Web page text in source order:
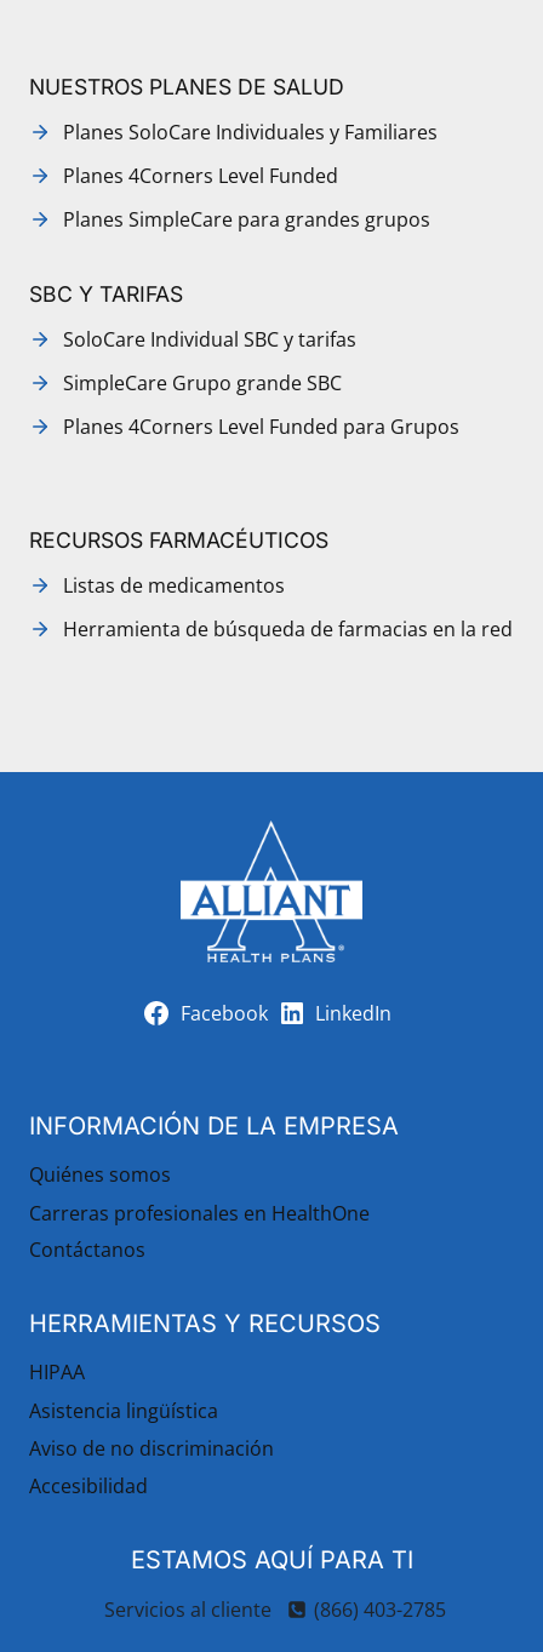
NUESTROS PLANES DE SALUD
Planes SoloCare Individuales y Familiares
Planes 4Corners Level Funded
Planes SimpleCare para grandes grupos
SBC Y TARIFAS
SoloCare Individual SBC y tarifas
SimpleCare Grupo grande SBC
Planes 4Corners Level Funded para Grupos
RECURSOS FARMACÉUTICOS
Listas de medicamentos
Herramienta de búsqueda de farmacias en la red
Facebook LinkedIn
INFORMACIÓN DE LA EMPRESA
Quiénes somos
Carreras profesionales en HealthOne
Contáctanos
HERRAMIENTAS Y RECURSOS
HIPAA
Asistencia lingüística
Aviso de no discriminación
Accesibilidad
ESTAMOS AQUÍ PARA TI
Servicios al cliente (866) 403-2785